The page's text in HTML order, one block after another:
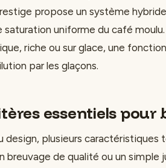
propose un système
saturation uniforme du café
riche ou sur glace, une
par les glaçons.
essentiels pour
design, plusieurs
breuvage de qualité ou un simple